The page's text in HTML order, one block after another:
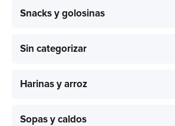
Snacks y golosinas
Sin categorizar
Harinas y arroz
Sopas y caldos